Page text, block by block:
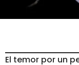
El temor por un